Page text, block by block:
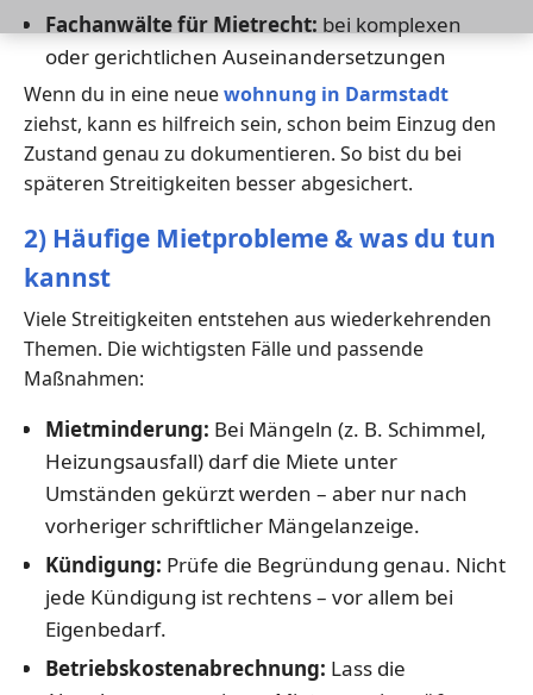
Fachanwälte für Mietrecht: bei komplexen
oder gerichtlichen Auseinandersetzungen
Wenn du in eine neuewohnung in Darmstadt
ziehst, kann es hilfreich sein, schon beim Einzug den
Zustand genau zu dokumentieren. So bist du bei
späteren Streitigkeiten besser abgesichert.
2) Häufige Mietprobleme & was du tun
kannst
Viele Streitigkeiten entstehen aus wiederkehrenden
Themen. Die wichtigsten Fälle und passende
Maßnahmen:
Mietminderung: Bei Mängeln (z. B. Schimmel,
Heizungsausfall) darf die Miete unter
Umständen gekürzt werden – aber nur nach
vorheriger schriftlicher Mängelanzeige.
Kündigung: Prüfe die Begründung genau. Nicht
jede Kündigung ist rechtens – vor allem bei
Eigenbedarf.
Betriebskostenabrechnung: Lass die